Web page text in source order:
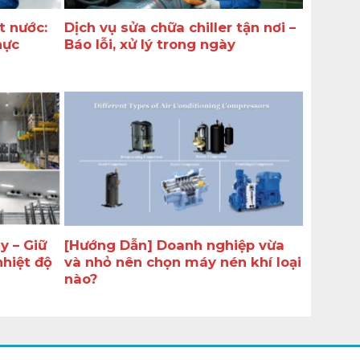
nước:
Dịch vụ sửa chữa chiller tận nơi –
Báo lỗi, xử lý trong ngày
– Giữ
độ
[Hướng Dẫn] Doanh nghiệp vừa
và nhỏ nên chọn máy nén khí loại
nào?